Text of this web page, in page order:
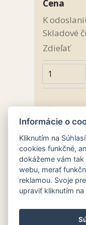
Cena
K
Skladové
Zdieľať
Trojdielna
starožitné
ručne
svietnikov
Výška 52
Informácie o
Kliknutím na
cookies funkčné,
dokážeme vám
webu, merať
reklamou. Svoje
upraviť kliknutím